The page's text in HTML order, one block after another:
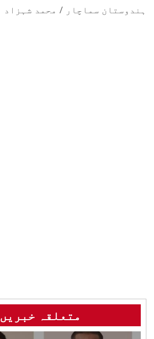
ہندوستان سماچار / محمد شہزاد
متعلقہ خبریں